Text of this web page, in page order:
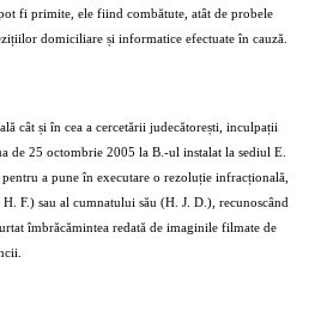
fi primite, ele fiind combătute, atât de probele
domiciliare și informatice efectuate în cauză.
cât și în cea a cercetării judecătorești, inculpații
de 25 octombrie 2005 la B.-ul instalat la sediul E.
a pune în executare o rezoluție infracțională,
F.) sau al cumnatului său (H. J. D.), recunoscând
îmbrăcămintea redată de imaginile filmate de